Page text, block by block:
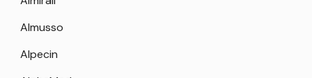
Almusso
Alpecin